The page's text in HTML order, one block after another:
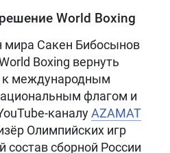
World Boxing
Сакен Бибосынов
Boxing вернуть
к международным
флагом и
каналуAZAMAT
Олимпийских игр
сборной России